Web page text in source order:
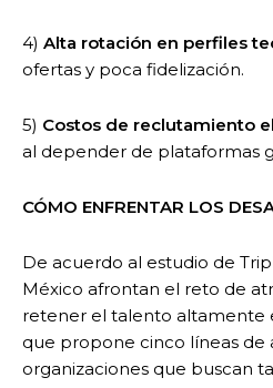
4) Alta rotación en perfiles
ofertas y poca fidelización.
5) Costos de reclutamiento
al depender de plataformas
CÓMO ENFRENTAR LOS
De acuerdo al estudio de
México afrontan el reto de
retener el talento altamente
que propone cinco líneas de
organizaciones que buscan